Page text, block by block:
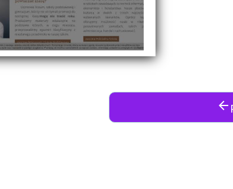
arrow_back